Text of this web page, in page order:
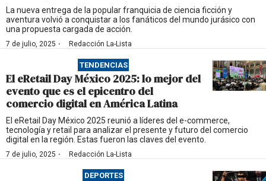
La nueva entrega de la popular franquicia de ciencia ficción y
aventura volvió a conquistar a los fanáticos del mundo jurásico con
una propuesta cargada de acción.
7 de julio, 2025 · Redacción La-Lista
TENDENCIAS
El eRetail Day México 2025: lo mejor del
evento que es el epicentro del
comercio digital en América Latina
El eRetail Day México 2025 reunió a líderes del e-commerce,
tecnología y retail para analizar el presente y futuro del comercio
digital en la región. Estas fueron las claves del evento.
7 de julio, 2025 · Redacción La-Lista
DEPORTES